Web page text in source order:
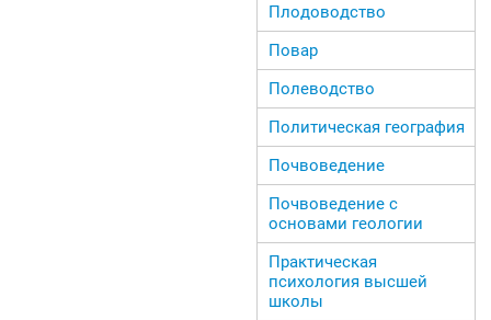
Плодоводство
Повар
Полеводство
Политическая география
Почвоведение
Почвоведение с
основами геологии
Практическая
психология высшей
школы